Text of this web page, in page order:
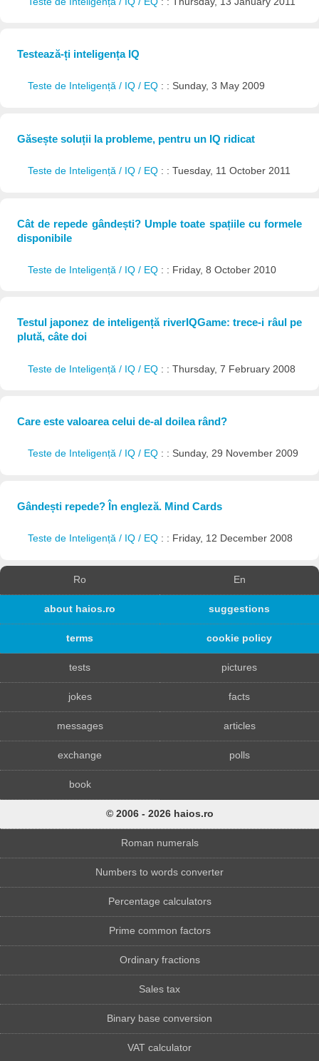
Testează-ți inteligența IQ
Teste de Inteligență / IQ / EQ : : Sunday, 3 May 2009
Găsește soluții la probleme, pentru un IQ ridicat
Teste de Inteligență / IQ / EQ : : Tuesday, 11 October 2011
Cât de repede gândești? Umple toate spațiile cu formele
disponibile
Teste de Inteligență / IQ / EQ : : Friday, 8 October 2010
Testul japonez de inteligență riverIQGame: trece-i râul pe
plută, câte doi
Teste de Inteligență / IQ / EQ : : Thursday, 7 February 2008
Care este valoarea celui de-al doilea rând?
Teste de Inteligență / IQ / EQ : : Sunday, 29 November 2009
Gândești repede? În engleză. Mind Cards
Teste de Inteligență / IQ / EQ : : Friday, 12 December 2008
Ro En
about haios.ro suggestions
terms cookie policy
tests pictures
jokes facts
messages articles
exchange polls
book
© 2006 - 2026 haios.ro
Roman numerals
Numbers to words converter
Percentage calculators
Prime common factors
Ordinary fractions
Sales tax
Binary base conversion
VAT calculator